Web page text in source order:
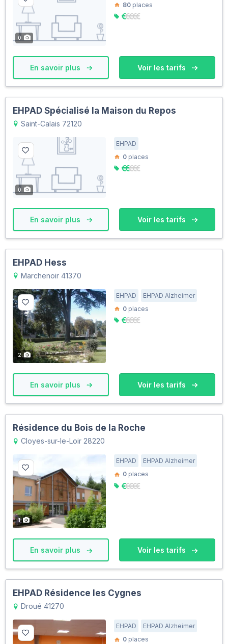
0
80 places
En savoir plus Voir les tarifs
EHPAD Spécialisé la Maison du Repos
Saint-Calais 72120
0
EHPAD
0 places
En savoir plus Voir les tarifs
EHPAD Hess
Marchenoir 41370
2
EHPAD
EHPAD Alzheimer
0 places
En savoir plus Voir les tarifs
Résidence du Bois de la Roche
Cloyes-sur-le-Loir 28220
1
EHPAD
EHPAD Alzheimer
0 places
En savoir plus Voir les tarifs
EHPAD Résidence les Cygnes
Droué 41270
EHPAD
EHPAD Alzheimer
0 places